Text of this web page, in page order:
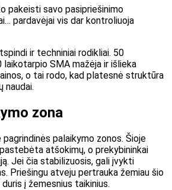
pakeisti savo pasipriešinimo
pardavėjai vis dar kontroliuoja
ir techniniai rodikliai. 50
laikotarpio SMA mažėja ir išlieka
o tai rodo, kad platesnė struktūra
naudai.
zona
palaikymo zonos. Šioje
atšokimų, o prekybininkai
Jei čia stabilizuosis, gali įvykti
Priešingu atveju pertrauka žemiau šio
į žemesnius taikinius.